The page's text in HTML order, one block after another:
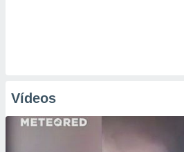
Vídeos